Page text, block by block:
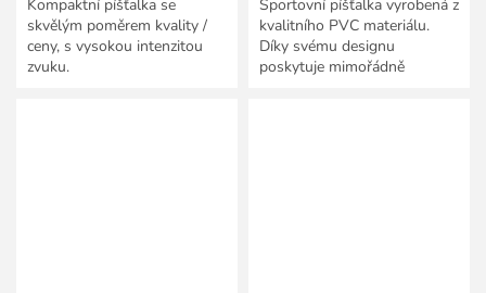
Kompaktní píšťalka se
skvělým poměrem kvality /
ceny, s vysokou intenzitou
zvuku.
Sportovní píšťalka vyrobená z
kvalitního PVC materiálu.
Díky svému designu
poskytuje mimořádně